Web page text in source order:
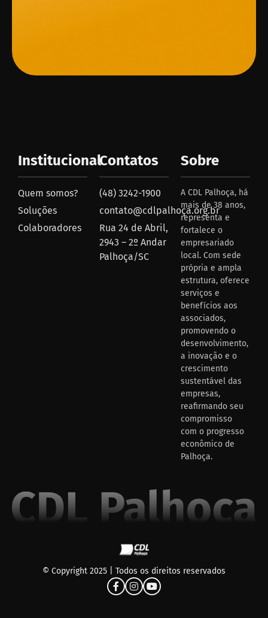
Institucional
Quem somos?
Soluções
Colaboradores
Contatos
(48) 3242-1900
contato@cdlpalhoça.org.br
Rua 24 de Abril,
2943 – 2º Andar
Palhoça/SC
Sobre
A CDL Palhoça, há
mais de 38 anos,
representa e
fortalece o
empresariado
local. Com sede
própria e ampla
estrutura, oferece
serviços e
benefícios aos
associados,
promovendo o
desenvolvimento,
a inovação e o
crescimento
sustentável das
empresas,
reafirmando seu
compromisso
com o progresso
econômico de
Palhoça.
© Copyright 2025 | Todos os direitos reservados